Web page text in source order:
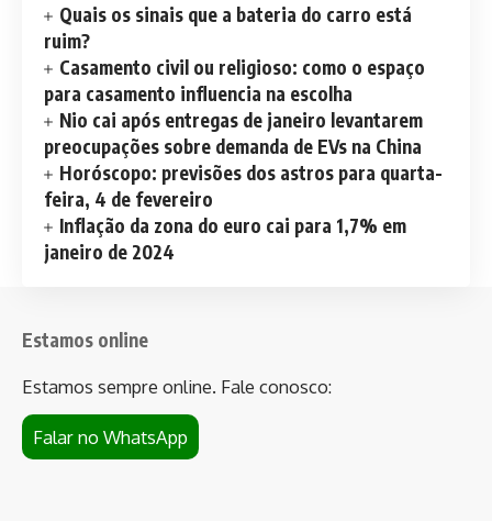
Quais os sinais que a bateria do carro está
ruim?
Casamento civil ou religioso: como o espaço
para casamento influencia na escolha
Nio cai após entregas de janeiro levantarem
preocupações sobre demanda de EVs na China
Horóscopo: previsões dos astros para quarta-
feira, 4 de fevereiro
Inflação da zona do euro cai para 1,7% em
janeiro de 2024
Estamos online
Estamos sempre online. Fale conosco:
Falar no WhatsApp